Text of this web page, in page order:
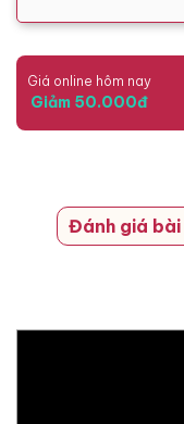
Giá online hôm nay
Giảm 50.000đ
Đánh giá